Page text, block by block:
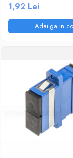
Ventilatoare
1,92 Lei
Adauga in